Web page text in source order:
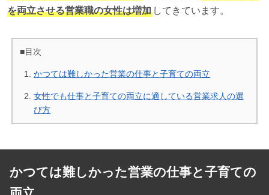
を両立させる営業職の女性は増加してきています。
■目次
かつては難しかった営業の仕事と子育ての両立
女性でも仕事と子育ての両立に適している営業求人の選
び方
かつては難しかった営業の仕事と子育ての